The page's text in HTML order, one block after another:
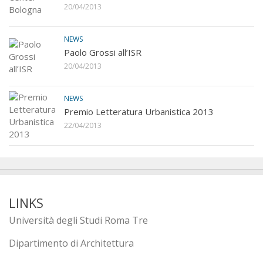
20/04/2013
NEWS
Paolo Grossi all’ISR
20/04/2013
NEWS
Premio Letteratura Urbanistica 2013
22/04/2013
LINKS
Università degli Studi Roma Tre
Dipartimento di Architettura